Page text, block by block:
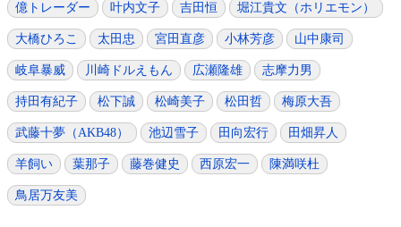
億トレーダー 叶内文子 吉田恒 堀江貴文（ホリエモン）
大橋ひろこ 太田忠 宮田直彦 小林芳彦 山中康司
岐阜暴威 川崎ドルえもん 広瀬隆雄 志摩力男
持田有紀子 松下誠 松崎美子 松田哲 梅原大吾
武藤十夢（AKB48） 池辺雪子 田向宏行 田畑昇人
羊飼い 葉那子 藤巻健史 西原宏一 陳満咲杜
鳥居万友美